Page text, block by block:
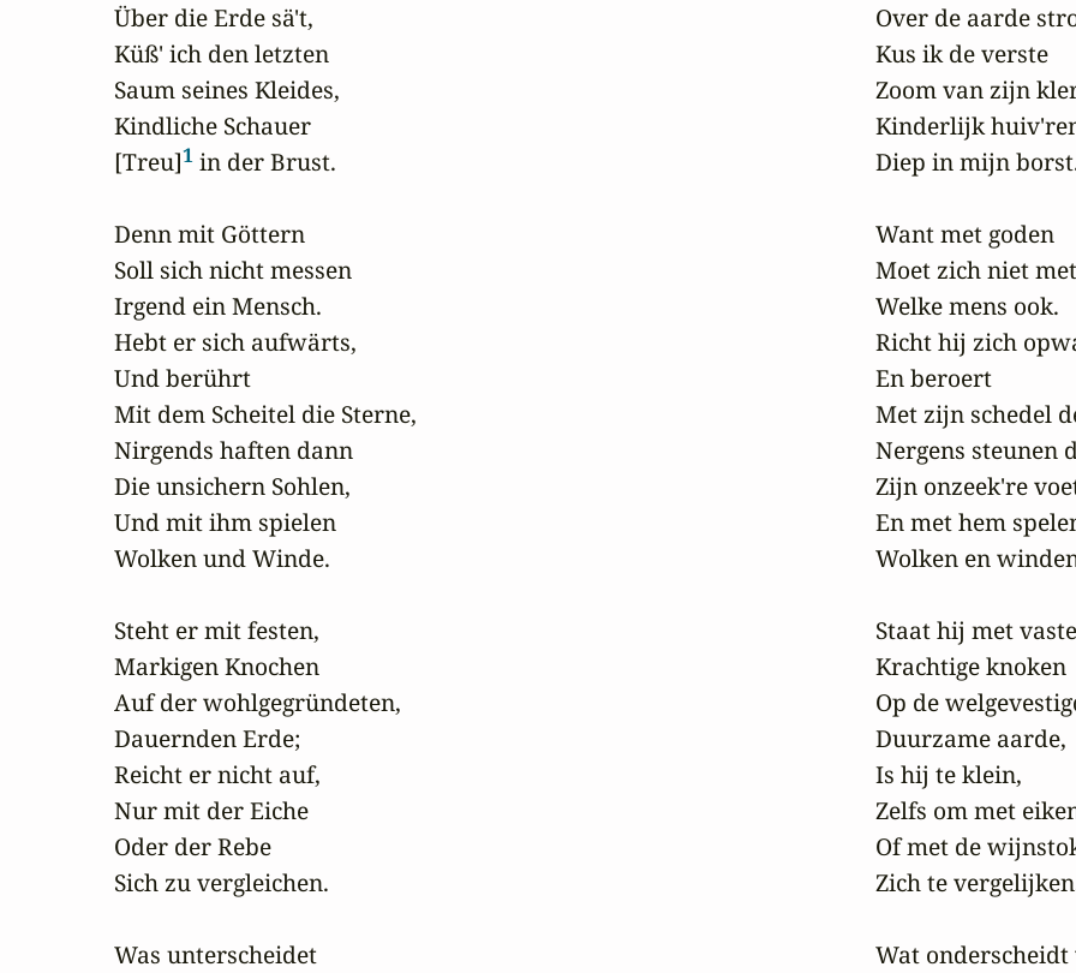
Über die Erde sä't,
Küß' ich den letzten
Saum seines Kleides,
Kindliche Schauer
[Treu]1 in der Brust.
Denn mit Göttern
Soll sich nicht messen
Irgend ein Mensch.
Hebt er sich aufwärts,
Und berührt
Mit dem Scheitel die Sterne,
Nirgends haften dann
Die unsichern Sohlen,
Und mit ihm spielen
Wolken und Winde.
Steht er mit festen,
Markigen Knochen
Auf der wohlgegründeten,
Dauernden Erde;
Reicht er nicht auf,
Nur mit der Eiche
Oder der Rebe
Sich zu vergleichen.
Was unterscheidet
Over de aarde
Kus ik de verste
Zoom van zijn
Kinderlijk
Diep in mijn
Want met goden
Moet zich niet
Welke mens ook.
Richt hij zich
En beroert
Met zijn schedel
Nergens steunen
Zijn onzeek're
En met hem
Wolken en
Staat hij met
Krachtige knoken
Op de
Duurzame aarde,
Is hij te klein,
Zelfs om met
Of met de
Zich te
Wat